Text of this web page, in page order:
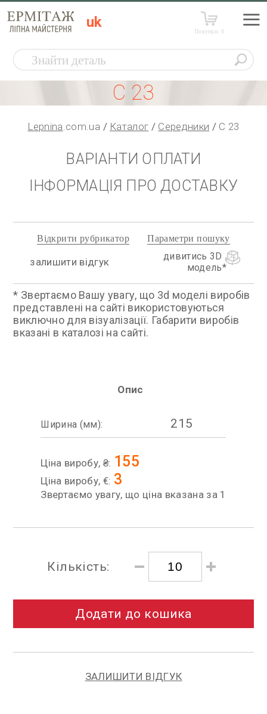
uk
Покупки:0
С 23
Lepnina.com.ua Каталог Середники С 23
ВАРІАНТИ ОПЛАТИ
ІНФОРМАЦІЯ ПРО ДОСТАВКУ
залишити відгук
дивитись 3D
модель
Відкрити рубрикатор Параметри пошуку
* Звертаємо Вашу увагу, що 3d моделі виробів
представлені на сайті використовуються
виключно для візуалізації. Габарити виробів
вказані в каталозі на сайті.
Опис
Ширина (мм): 215
Ціна виробу, ₴: 155
Ціна виробу, €: 3
Звертаємо увагу, що ціна вказана за 1
Кількість:
Додати до кошика
ЗАЛИШИТИ ВІДГУК